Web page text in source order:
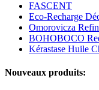
FASCENT
Eco-Recharge
Omorovicza
BOHOBOCO
Kérastase Huile
Nouveaux produits: